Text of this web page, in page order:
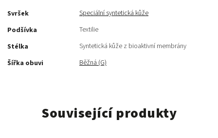
Svršek
Speciální syntetická kůže
Podšívka
Textilie
Stélka
Syntetická kůže z bioaktivní membrány
Šířka obuvi
Běžná (G)
Související produkty